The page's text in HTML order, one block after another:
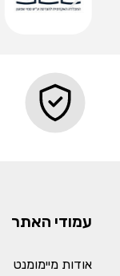
עמודי האתר
אודות מיימומנט